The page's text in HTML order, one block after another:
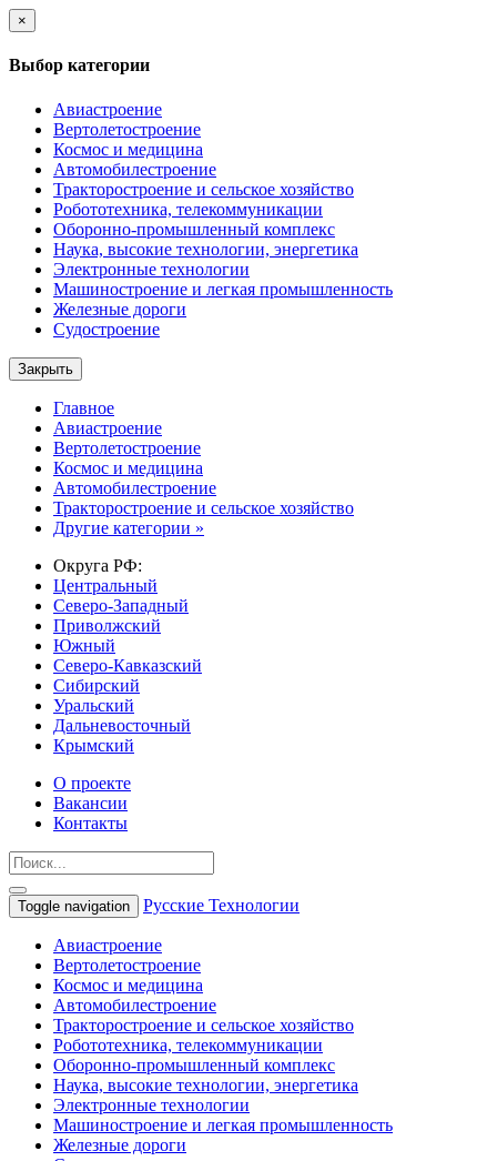
×
Выбор категории
Авиастроение
Вертолетостроение
Космос и медицина
Автомобилестроение
Тракторостроение и сельское хозяйство
Робототехника, телекоммуникации
Оборонно-промышленный комплекс
Наука, высокие технологии, энергетика
Электронные технологии
Машиностроение и легкая промышленность
Железные дороги
Судостроение
Закрыть
Главное
Авиастроение
Вертолетостроение
Космос и медицина
Автомобилестроение
Тракторостроение и сельское хозяйство
Другие категории »
Округа РФ:
Центральный
Северо-Западный
Приволжский
Южный
Северо-Кавказский
Сибирский
Уральский
Дальневосточный
Крымский
О проекте
Вакансии
Контакты
Toggle navigation Русские Технологии
Авиастроение
Вертолетостроение
Космос и медицина
Автомобилестроение
Тракторостроение и сельское хозяйство
Робототехника, телекоммуникации
Оборонно-промышленный комплекс
Наука, высокие технологии, энергетика
Электронные технологии
Машиностроение и легкая промышленность
Железные дороги